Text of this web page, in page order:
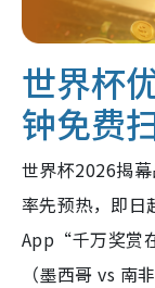
世界杯
钟免费
世界杯2026揭
率先预热，即日
App“千万奖赏
（墨西哥 vs 南